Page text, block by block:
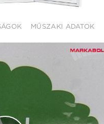
MŰSZAKI ADATOK